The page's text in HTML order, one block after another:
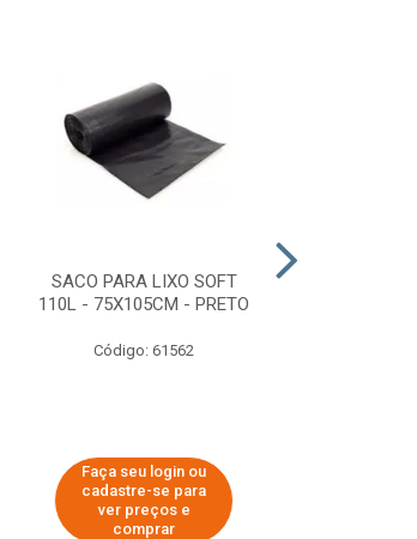
SACO PARA LIXO SOFT
110L - 75X105CM - PRETO
Código: 61562
Faça seu login ou
cadastre-se para
ver preços e
comprar